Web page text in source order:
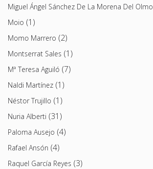
Miguel Ángel Sánchez De La Morena Del Olmo
Moio (1)
Momo Marrero (2)
Montserrat Sales (1)
Mª Teresa Aguiló (7)
Naldi Martínez (1)
Néstor Trujillo (1)
Nuria Alberti (31)
Paloma Ausejo (4)
Rafael Ansón (4)
Raquel García Reyes (3)